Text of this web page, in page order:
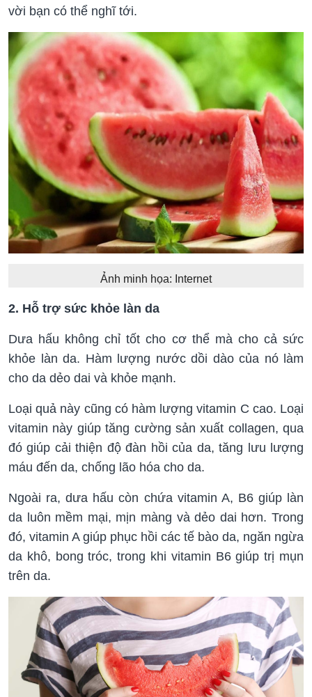
vời bạn có thể nghĩ tới.
Ảnh minh họa: Internet
2. Hỗ trợ sức khỏe làn da
Dưa hấu không chỉ tốt cho cơ thể mà cho cả sức
khỏe làn da. Hàm lượng nước dồi dào của nó làm
cho da dẻo dai và khỏe mạnh.
Loại quả này cũng có hàm lượng vitamin C cao. Loại
vitamin này giúp tăng cường sản xuất collagen, qua
đó giúp cải thiện độ đàn hồi của da, tăng lưu lượng
máu đến da, chống lão hóa cho da.
Ngoài ra, dưa hấu còn chứa vitamin A, B6 giúp làn
da luôn mềm mại, mịn màng và dẻo dai hơn. Trong
đó, vitamin A giúp phục hồi các tế bào da, ngăn ngừa
da khô, bong tróc, trong khi vitamin B6 giúp trị mụn
trên da.